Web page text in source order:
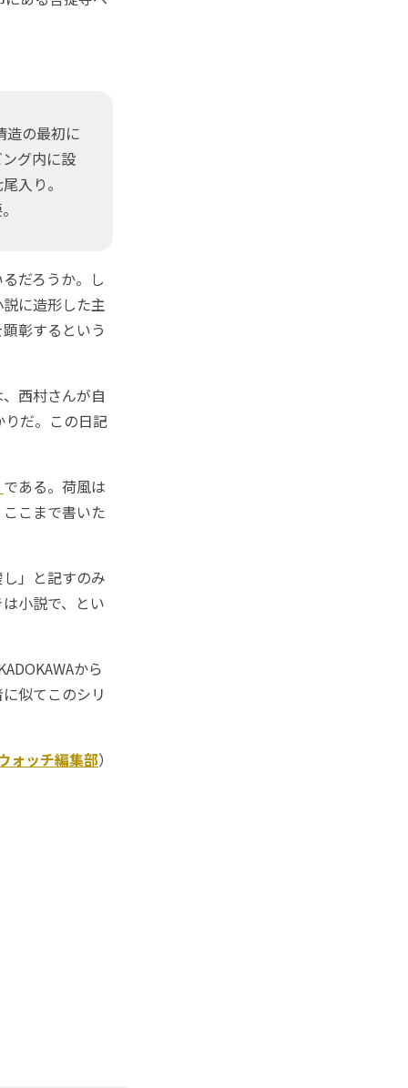
の最初に
グ内に設
尾入り。
だろうか。し
に造形した主
彰するという
西村さんが自
だ。この日記
である。荷風は
こまで書いた
」と記すのみ
小説で、とい
から
似てこのシリ
ォッチ編集部）